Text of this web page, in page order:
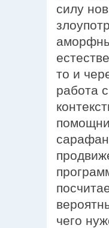
силу
то и
работа
чего